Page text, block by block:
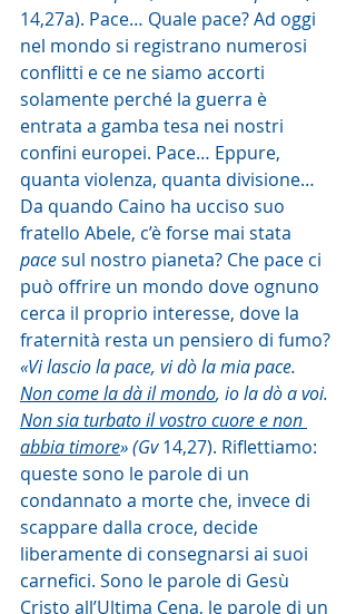
14,27a). Pace… Quale pace? Ad oggi
nel mondo si registrano numerosi
conflitti e ce ne siamo accorti
solamente perché la guerra è
entrata a gamba tesa nei nostri
confini europei. Pace… Eppure,
quanta violenza, quanta divisione…
Da quando Caino ha ucciso suo
fratello Abele, c’è forse mai stata
pace sul nostro pianeta? Che pace ci
può offrire un mondo dove ognuno
cerca il proprio interesse, dove la
fraternità resta un pensiero di fumo?
«Vi lascio la pace, vi dò la mia pace.
Non come la dà il mondo, io la dò a voi.
Non sia turbato il vostro cuore e non
abbia timore» (Gv 14,27). Riflettiamo:
queste sono le parole di un
condannato a morte che, invece di
scappare dalla croce, decide
liberamente di consegnarsi ai suoi
carnefici. Sono le parole di Gesù
Cristo all’Ultima Cena, le parole di un